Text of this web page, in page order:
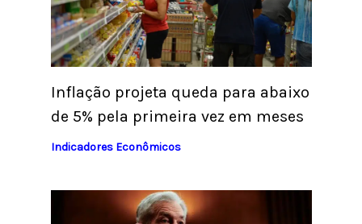
Inflação projeta queda para abaixo
de 5% pela primeira vez em meses
Indicadores Econômicos